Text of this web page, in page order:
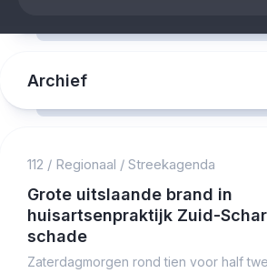
Archief
112 / Regionaal / Streekagenda
Grote uitslaande brand in
huisartsenpraktijk Zuid-
schade
Zaterdagmorgen rond tien voor half